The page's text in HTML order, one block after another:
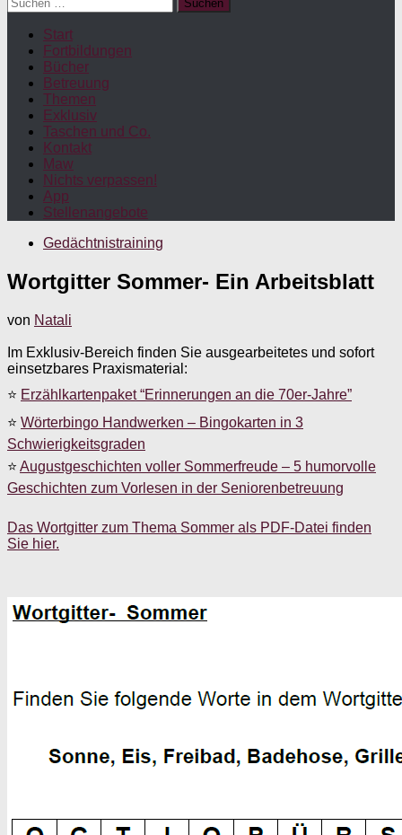
nach:
Start
Fortbildungen
Bücher
Betreuung
Themen
Exklusiv
Taschen und Co.
Kontakt
Maw
Nichts verpassen!
App
Stellenangebote
Gedächtnistraining
Wortgitter Sommer- Ein Arbeitsblatt
von Natali
Im Exklusiv-Bereich finden Sie ausgearbeitetes und sofort
einsetzbares Praxismaterial:
⭐ Erzählkartenpaket “Erinnerungen an die 70er-Jahre”
⭐ Wörterbingo Handwerken – Bingokarten in 3
Schwierigkeitsgraden
⭐ Augustgeschichten voller Sommerfreude – 5 humorvolle
Geschichten zum Vorlesen in der Seniorenbetreuung
Das Wortgitter zum Thema Sommer als PDF-Datei finden
Sie hier.